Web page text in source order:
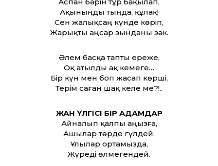
Ақыныңды тыңда, құлақ!
Сен жалықсаң күнде көріп,
Жарықты аңсар зынданы зәк.
Әлем басқа тапты ереже,
Оқ атылды ақ кемеге…
Бір күн мен боп жасап көрші,
Терім саған шақ келе ме?!..
ЖАН ҮЛГІСІ БІР АДАМДАР
Айналып қалпы аңызға,
Ашылар төрде гүлдей.
Ұлылар ортамызда,
Жүреді өлмегендей.